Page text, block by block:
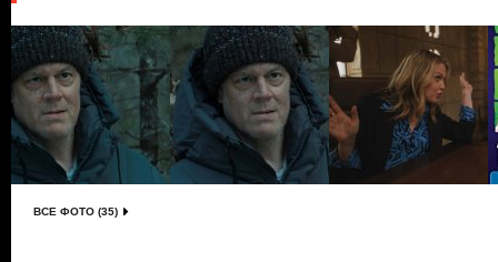
ВСЕ ФОТО (35)